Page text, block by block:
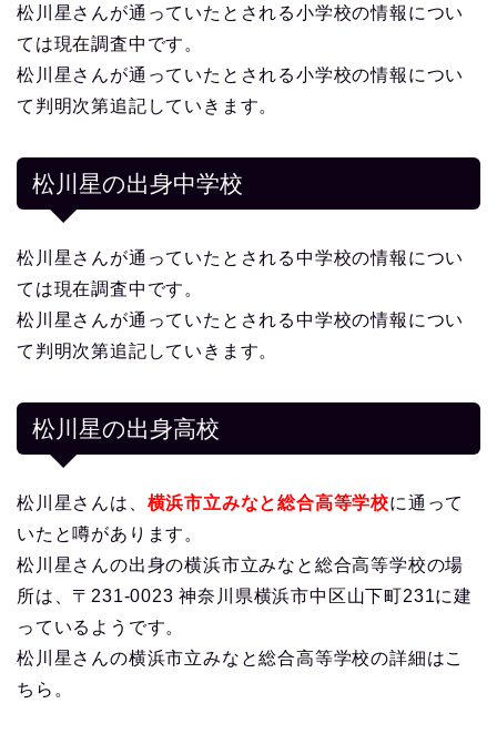
松川星さんが通っていたとされる小学校の情報につい
ては現在調査中です。
松川星さんが通っていたとされる小学校の情報につい
て判明次第追記していきます。
松川星の出身中学校
松川星さんが通っていたとされる中学校の情報につい
ては現在調査中です。
松川星さんが通っていたとされる中学校の情報につい
て判明次第追記していきます。
松川星の出身高校
松川星さんは、 横浜市立みなと総合高等学校に通って
いたと噂があります。
松川星さんの出身の横浜市立みなと総合高等学校の場
所は、〒231-0023 神奈川県横浜市中区山下町231に建
っているようです。
松川星さんの横浜市立みなと総合高等学校の詳細はこ
ちら。